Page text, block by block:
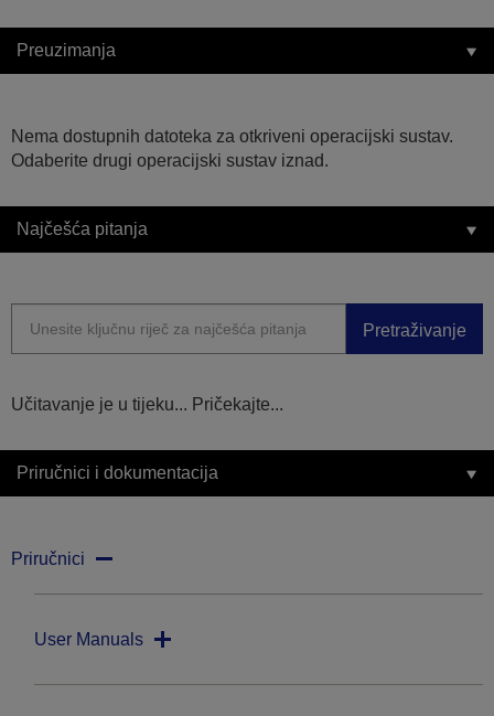
Preuzimanja
Nema dostupnih datoteka za otkriveni operacijski sustav.
Odaberite drugi operacijski sustav iznad.
Najčešća pitanja
Pretraživanje
Učitavanje je u tijeku... Pričekajte...
Priručnici i dokumentacija
Priručnici
User Manuals